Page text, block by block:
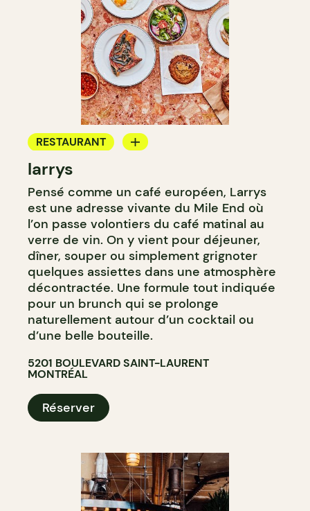
RESTAURANT
CAFÉ
BAR À VIN
CAVISTE
larrys
Pensé comme un café européen, Larrys
est une adresse vivante du Mile End où
l’on passe volontiers du café matinal au
verre de vin. On y vient pour déjeuner,
dîner, souper ou simplement grignoter
quelques assiettes dans une atmosphère
décontractée. Une formule tout indiquée
pour un brunch qui se prolonge
naturellement autour d’un cocktail ou
d’une belle bouteille.
5201 BOULEVARD SAINT-LAURENT
MONTRÉAL
Réserver